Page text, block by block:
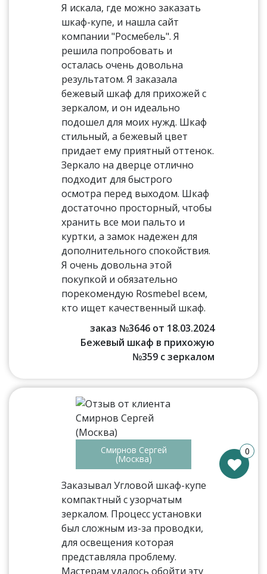
Я искала, где можно заказать
шкаф-купе, и нашла сайт
компании "Росмебель". Я
решила попробовать и
осталась очень довольна
результатом. Я заказала
бежевый шкаф для прихожей с
зеркалом, и он идеально
подошел для моих нужд. Шкаф
стильный, а бежевый цвет
придает ему приятный оттенок.
Зеркало на дверце отлично
подходит для быстрого
осмотра перед выходом. Шкаф
достаточно просторный, чтобы
хранить все мои пальто и
куртки, а замок надежен для
дополнительного спокойствия.
Я очень довольна этой
покупкой и обязательно
порекомендую Rosmebel всем,
кто ищет качественный шкаф.
заказ №3646 от 18.03.2024
Бежевый шкаф в прихожую
№359 с зеркалом
Смирнов Сергей
(Москва)
Заказывал Угловой шкаф-купе
компактный с узорчатым
зеркалом. Процесс установки
был сложным из-за проводки,
для освещения которая
представляла проблему.
Мастерам удалось обойти эту
0